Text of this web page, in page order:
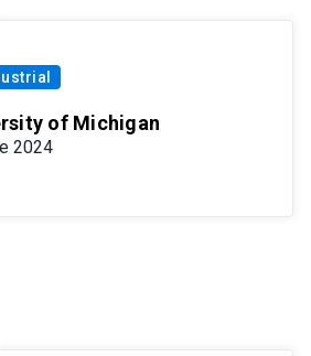
of Michigan
2024